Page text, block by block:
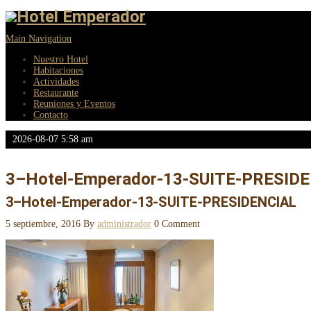
Main Navigation
Nuestro Hotel
Habitaciones
Actividades
Restaurante
Reuniones y Eventos
Contacto
2026-08-07 5:58 am
3–Hotel-Emperador-13-SUITE-
3–Hotel-Emperador-13-SUITE-PRESIDENCIAL
5 septiembre, 2016 By administrador 0 Comment